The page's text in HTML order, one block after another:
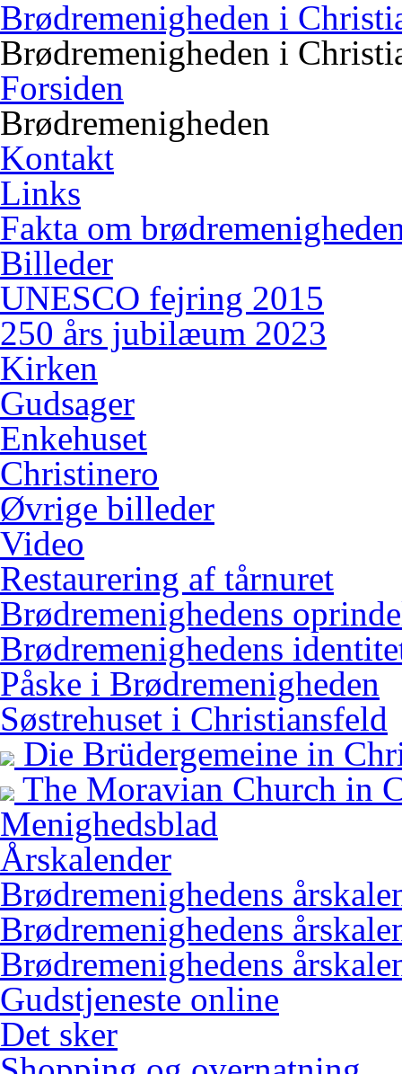
Brødremenigheden i
Brødremenigheden i
Forsiden
Brødremenigheden
Kontakt
Links
Fakta om
Billeder
UNESCO fejring 2015
250 års jubilæum 2023
Kirken
Gudsager
Enkehuset
Christinero
Øvrige billeder
Video
Restaurering af tårnuret
Brødremenighedens
Brødremenighedens
Påske i Brødremenigheden
Søstrehuset i Christiansfeld
Die Brüdergemeine in
The Moravian Church in
Menighedsblad
Årskalender
Brødremenighedens
Brødremenighedens
Brødremenighedens
Gudstjeneste online
Det sker